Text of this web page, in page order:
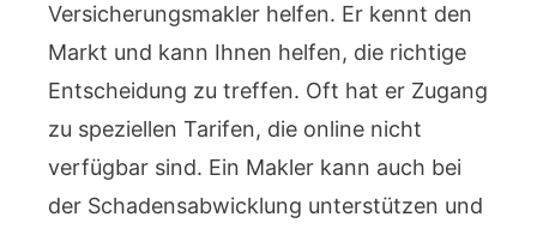
Versicherungsmakler helfen. Er kennt den
Markt und kann Ihnen helfen, die richtige
Entscheidung zu treffen. Oft hat er Zugang
zu speziellen Tarifen, die online nicht
verfügbar sind. Ein Makler kann auch bei
der Schadensabwicklung unterstützen und